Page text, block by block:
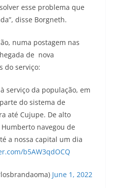
esse problema que
disse Borgneth.
numa postagem nas
de nova
do serviço:
serviço da população, em
do sistema de
até Cujupe. De alto
navegou de
a nossa capital um dia
b5AW3qdOCQ
June 1, 2022